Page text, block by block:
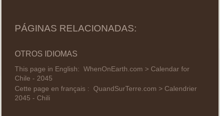
PÁGINAS RELACIONADAS:
OTROS IDIOMAS
This page in English: WhenOnEarth.com > Calendar for
Chile - 2045
Cette page en français : QuandSurTerre.com > Calendrier
2045 - Chili